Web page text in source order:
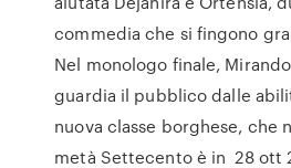
commedia che si fingono
Nel monologo finale,
guardia il pubblico dalle
nuova classe borghese, che
metà Settecento è in 28 ott